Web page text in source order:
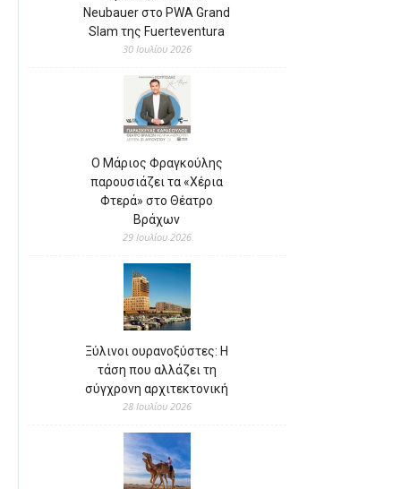
Neubauer στο PWA Grand
Slam της Fuerteventura
30 Ιουλίου 2026
Ο Μάριος Φραγκούλης
παρουσιάζει τα «Χέρια
Φτερά» στο Θέατρο
Βράχων
29 Ιουλίου 2026
Ξύλινοι ουρανοξύστες: Η
τάση που αλλάζει τη
σύγχρονη αρχιτεκτονική
28 Ιουλίου 2026